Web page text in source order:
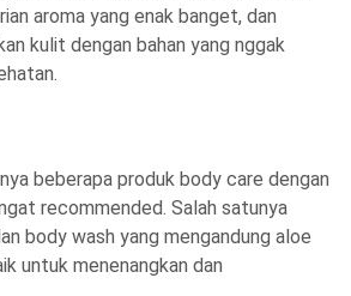
aroma yang enak banget, dan
kulit dengan bahan yang nggak
beberapa produk body care dengan
recommended. Salah satunya
body wash yang mengandung aloe
untuk menenangkan dan